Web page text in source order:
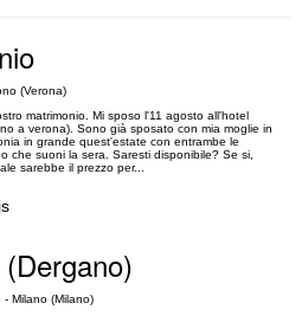
(Verona)
matrimonio. Mi sposo l'11 agosto all'hotel
a verona). Sono già sposato con mia moglie in
in grande quest'estate con entrambe le
che suoni la sera. Saresti disponibile? Se si,
sarebbe il prezzo per...
Milano (Milano)